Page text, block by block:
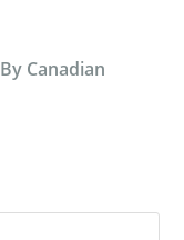
Canadian